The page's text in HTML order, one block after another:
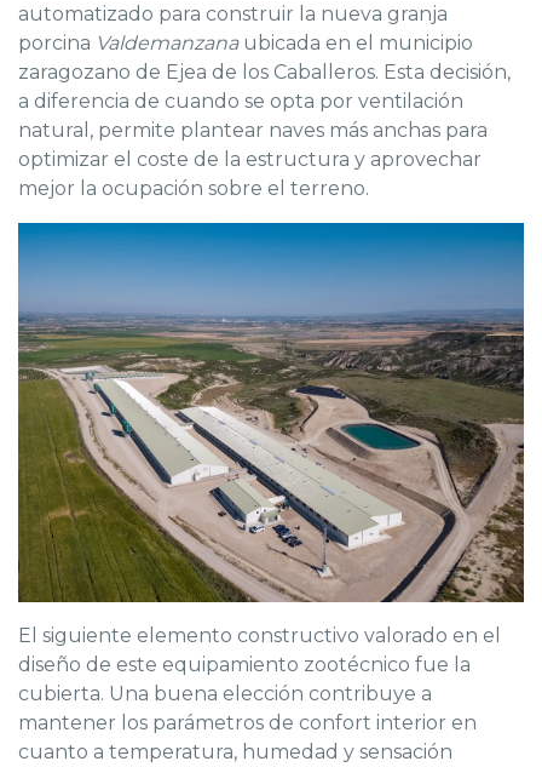
automatizado para construir la nueva granja
porcina Valdemanzana ubicada en el municipio
zaragozano de Ejea de los Caballeros. Esta decisión,
a diferencia de cuando se opta por ventilación
natural, permite plantear naves más anchas para
optimizar el coste de la estructura y aprovechar
mejor la ocupación sobre el terreno.
El siguiente elemento constructivo valorado en el
diseño de este equipamiento zootécnico fue la
cubierta. Una buena elección contribuye a
mantener los parámetros de confort interior en
cuanto a temperatura, humedad y sensación